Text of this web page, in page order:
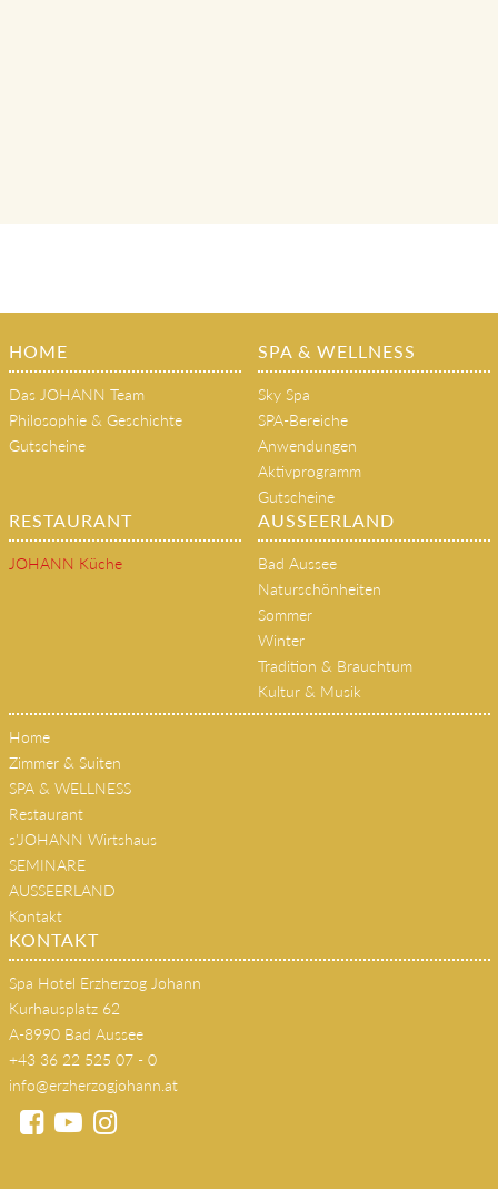
HOME
Das JOHANN Team
Philosophie & Geschichte
Gutscheine
SPA & WELLNESS
Sky Spa
SPA-Bereiche
Anwendungen
Aktivprogramm
Gutscheine
RESTAURANT
JOHANN Küche
AUSSEERLAND
Bad Aussee
Naturschönheiten
Sommer
Winter
Tradition & Brauchtum
Kultur & Musik
Home
Zimmer & Suiten
SPA & WELLNESS
Restaurant
s'JOHANN Wirtshaus
SEMINARE
AUSSEERLAND
Kontakt
KONTAKT
Spa Hotel Erzherzog Johann
Kurhausplatz 62
A-8990 Bad Aussee
+43 36 22 525 07 - 0
info@erzherzogjohann.at